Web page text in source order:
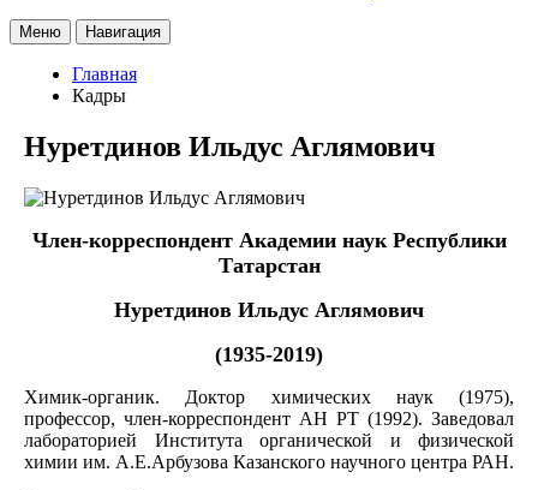
Меню Навигация
Главная
Кадры
Нуретдинов Ильдус Аглямович
Член-корреспондент Академии наук Республики
Татарстан
Нуретдинов Ильдус Аглямович
(1935-2019)
Химик-органик. Доктор химических наук (1975),
профессор, член-корреспондент АН РТ (1992). Заведовал
лабораторией Института органической и физической
химии им. А.Е.Арбузова Казанского научного центра РАН.